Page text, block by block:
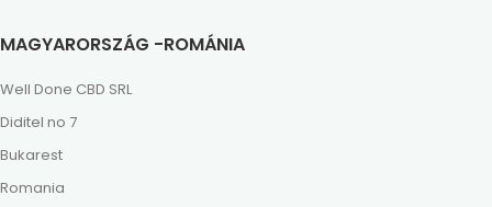
MAGYARORSZÁG -ROMÁNIA
Well Done CBD SRL
Diditel no 7
Bukarest
Romania